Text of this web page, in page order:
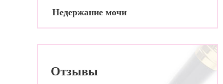
Недержание мочи
Отзывы